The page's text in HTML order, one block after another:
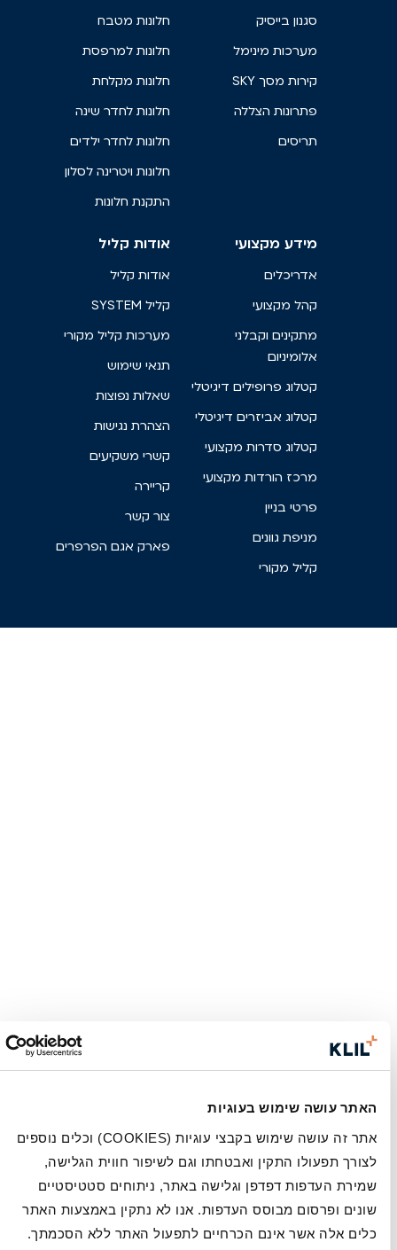
האתר עושה שימוש בעוגיות
אתר זה עושה שימוש בקבצי עוגיות (COOKIES) וכלים נוספים
לצורך תפעולו התקין ואבטחתו וגם לשיפור חווית הגלישה,
שמירת העדפות דפדפן וגלישה באתר, ניתוחים סטטיסטיים
שונים ופרסום מבוסס העדפות. אנו לא נתקין באמצעות האתר
כלים אלה אשר אינם הכרחיים לתפעול האתר ללא הסכמתך.
סגנון בייסיק
מערכות מינימל
קירות מסך SKY
פתרונות הצללה
תריסים
חלונות מטבח
חלונות למרפסת
חלונות מקלחת
חלונות לחדר שינה
חלונות לחדר ילדים
חלונות ויטרינה לסלון
התקנת חלונות
מידע מקצועי
אדריכלים
קהל מקצועי
מתקינים וקבלני
אלומיניום
קטלוג פרופילים דיגיטלי
קטלוג אביזרים דיגיטלי
קטלוג סדרות מקצועי
מרכז הורדות מקצועי
פרטי בניין
מניפת גוונים
קליל מקורי
אודות קליל
אודות קליל
קליל SYSTEM
מערכות קליל מקורי
תנאי שימוש
שאלות נפוצות
הצהרת נגישות
קשרי משקיעים
קריירה
צור קשר
פארק אגם הפרפרים